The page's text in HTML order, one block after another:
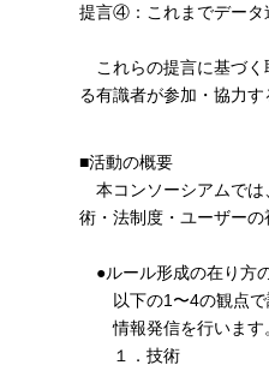
提言④：これまでデータ
これらの提言に基づく
る有識者が参加・協力す
■活動の概要
本コンソーシアムでは
術・法制度・ユーザー
●ルール形成の在り方
以下の1〜4の観点
情報発信を行います
１．技術